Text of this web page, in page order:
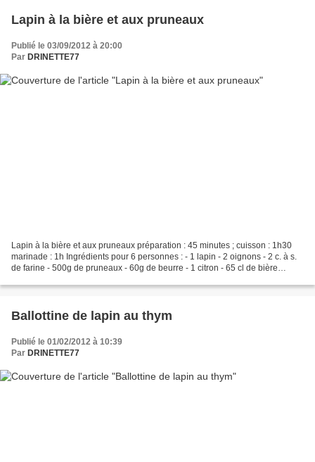
Lapin à la bière et aux pruneaux
Publié le 03/09/2012 à 20:00
Par DRINETTE77
Lapin à la bière et aux pruneaux préparation : 45 minutes ; cuisson : 1h30
marinade : 1h Ingrédients pour 6 personnes : - 1 lapin - 2 oignons - 2 c. à s.
de farine - 500g de pruneaux - 60g de beurre - 1 citron - 65 cl de bière
Ballottine de lapin au thym
Publié le 01/02/2012 à 10:39
Par DRINETTE77